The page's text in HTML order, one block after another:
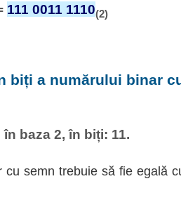
111 0011 1110(2)
biți a numărului binar
baza 2, în biți: 11.
semn trebuie să fie egală